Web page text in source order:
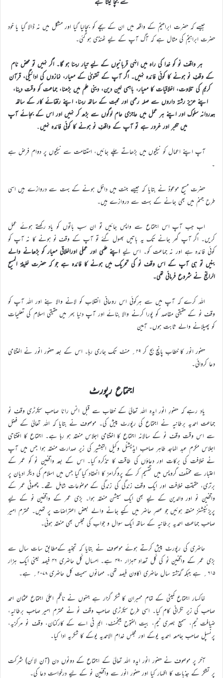
جیسے کہ حضرت ابراھیمؑ کے واقعہ میں ان کے بچے کو بچالیا گیا اور مشکل میں نہ ڈالا گیا یا خود
حضرت ابراہیمؑ کی مثال ہے کہ آگ آپ کے لیے ٹھنڈی ہو گئی۔
ہر واقف نو کو خدا کی راہ میں انہی قربانیوں کے لیے تیار رہنا ہو گا۔ اگر نہیں تو محض نام
کے وقفِ نو ہونے کا کوئی فائدہ نہیں۔ اگر آپ کے تقویٰ کے معیار، نمازوں کی ادائیگی، قرآن
کریم کی تلاوت، اخلاقیات کا معیار، باہمی لین دین، دینی علم میں بڑھنا، جماعت کو وقت دینا،
اپنے عزیز رشتہ داروں سے صلہ رحمی اور محبت کے ساتھ رہنا، اپنے رفقائے کار کے ساتھ
ہمدردانہ سلوک اور اپنے ہر عمل میں عاجزی عام لوگوں سے بڑھ کر نہیں اور اس کے بجائے آپ
میں تکبر اور غرور ہے تو آپ کے واقفِ نو ہونے کا کوئی فائدہ نہیں۔
آپ اپنے اعمال کو نیکیوں میں بڑھاتے چلے جائیں، استقامت سے نیکیوں پر دوام فرض ہے
۔
حضرت مسیح موعودؑ نے بتایا کہ جیسے جنت میں داخل ہونے کے بہت سے دروازے ہیں اسی
طرح جہنم میں بھی جانے کے بہت سے دروازے ہیں۔
اب جب آپ اس اجتماع سے واپس جائیں تو ان سب باتوں کو یاد رکھتے ہوئے عمل
کریں۔ اگر آپ گھر جانے تک یہ باتیں بھول گئے تو آپ کے وقف نو ہونے کا نہ آپ کو
کوئی فائدہ ہے اور نہ جماعت کو۔ اس لیے اپنے علمی اور عملی اوراخلاقی معیار کو بڑھانے والے
بنیں تو ہی آپ کے اس وقف نو کی تحریک میں ہونے کا فائدہ ہے جو کہ حضرت خلیفۃ المسیح
الرابعؒ نے شروع فرمائی تھی۔
اللہ کرے کہ آپ میں سے ہرکوئی اس روحانی انقلاب کو لانے والا بنے اور اللہ آپ کو
وقف نو کے حقیقی مقاصد کو پورا کرنے والا بنائے اور آپ دنیا بھر میں حقیقی اسلام کی تعلیمات
کو پھیلانے والے ثابت ہوں۔ آمین
حضور انور کا خطاب پانچ بج کر ۲۹؍ منٹ تک جاری رہا۔ اس کے بعد حضور انور نے اختتامی
دعا کروائی۔
اجتماع رپورٹ
یاد رہے کہ حضورِ انور ایدہ اللہ تعالیٰ کے خطاب سے قبل انس رانا صاحب سیکرٹری وقفِ نو
جماعت احمدیہ برطانیہ نے اجتماع کی رپورٹ پیش کی۔ موصوف نے بتایا کہ اللہ تعالیٰ کے فضل
سے اس وقت وقف نو کے سالانہ اجتماع کا اختتامی اجلاس منعقد ہو رہا ہے۔ اجتماع کا افتتاحی
اجلاس مکرم عبد الماجد طاہر صاحب ایڈیشنل وکیل التبشیر کی زیر صدارت منعقد ہوا جس میں آپ
نے خلافت کی برکات اور دعاؤں کی طاقت کا تذکرہ کیا۔ اس کے بعد واقفین نو کو عمر کے
اعتبار سے مختلف گروپس میں تقسیم کر کے پروگرامز کا انعقاد کیا گیا جس میں اسلام کی دیگر ادیان پر
برتری، حقیقتِ خلافت اور ایک وقف زندگی کی زندگی کے موضوعات شامل تھے۔ چھوٹی عمر کے
واقفین نو اور والدین کے لیے بھی ایک سیشن منعقد ہوا۔ بڑی عمر کے واقفین نو کے لیے
پریزنٹیشنز منعقد ہوئیں جو عصرِ حاضر میں کیے جانے والے بعض اعتراضات پر تھیں۔ محترم امیر
صاحب جماعت احمدیہ برطانیہ کے ساتھ ایک سوال و جواب کی مجلس بھی منعقد ہوئی۔
حاضری کی رپورٹ پیش کرتے ہوئے موصوف نے بتایا کہ تجنید کےمطابق سات سال سے
بڑی عمر کے واقفین نو کی کُل تعداد ۳ہزار ۴۹۰ ہے۔ امسال کُل حاضری ۴۶ فیصد یعنی ایک ہزار
۶۱۵؍ ہے جبکہ گذشتہ سال حاضری اکاون فیصد تھی۔ مہمانوں سمیت کل حاضری ۲۰۷۸؍ ہے۔
خاکسار اجتماع کمیٹی کے تمام ممبران کا شکر گزار ہے جنہوں نے ناظم اعلیٰ اجتماع عثمان احمد
صاحب کی زیر نگرانی کام کیا۔ اسی طرح سیکرٹری صاحب وقف نو نے محترم امیر صاحب برطانیہ،
ضیافت ٹیم، سمیع بصری ٹیم، بیت الفتوح مینجمنٹ، ایم ٹی اے کے کارکنان، وقف نو مرکزیہ،
پرنسپل صاحب جامعہ احمدیہ یوکے اور مجلس خدام الاحمدیہ یوکے کا شکریہ ادا کیا۔
آخر پر موصوف نے حضور انور ایدہ اللہ تعالیٰ کے اجتماع کے دونوں دن (آن لائن) شرکت
پر تشکر کے جذبات کا اظہار کیا اور حضور انور سے واقفین نو کے لیے درخواست دعا کی۔